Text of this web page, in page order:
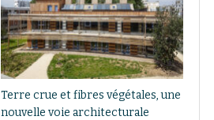
Terre crue et fibres végétales, une
nouvelle voie architecturale